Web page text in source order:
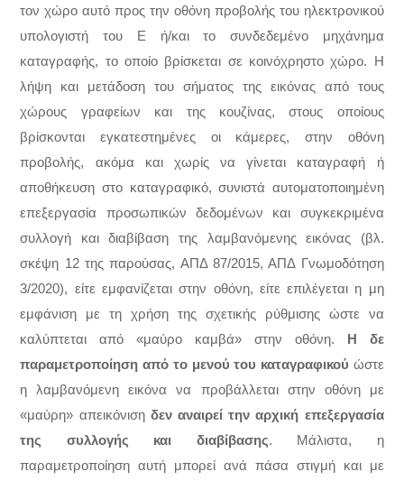
τον χώρο αυτό προς την οθόνη προβολής του ηλεκτρονικού
υπολογιστή του Ε ή/και το συνδεδεμένο μηχάνημα
καταγραφής, το οποίο βρίσκεται σε κοινόχρηστο χώρο. Η
λήψη και μετάδοση του σήματος της εικόνας από τους
χώρους γραφείων και της κουζίνας, στους οποίους
βρίσκονται εγκατεστημένες οι κάμερες, στην οθόνη
προβολής, ακόμα και χωρίς να γίνεται καταγραφή ή
αποθήκευση στο καταγραφικό, συνιστά αυτοματοποιημένη
επεξεργασία προσωπικών δεδομένων και συγκεκριμένα
συλλογή και διαβίβαση της λαμβανόμενης εικόνας (βλ.
σκέψη 12 της παρούσας, ΑΠΔ 87/2015, ΑΠΔ Γνωμοδότηση
3/2020), είτε εμφανίζεται στην οθόνη, είτε επιλέγεται η μη
εμφάνιση με τη χρήση της σχετικής ρύθμισης ώστε να
καλύπτεται από «μαύρο καμβά» στην οθόνη. Η δε
παραμετροποίηση από το μενού του καταγραφικού ώστε
η λαμβανόμενη εικόνα να προβάλλεται στην οθόνη με
«μαύρη» απεικόνιση δεν αναιρεί την αρχική επεξεργασία
της συλλογής και διαβίβασης. Μάλιστα, η
παραμετροποίηση αυτή μπορεί ανά πάσα στιγμή και με